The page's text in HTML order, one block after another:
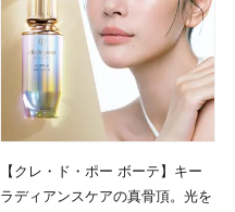
【クレ・ド・ポー ボーテ】キー
ラディアンスケアの真骨頂。光を